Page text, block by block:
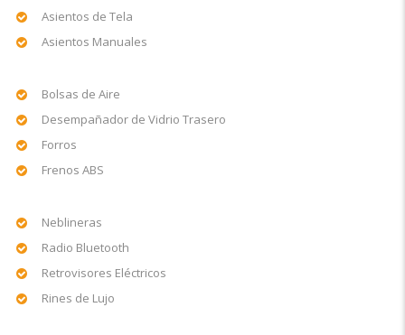
Asientos de Tela
Asientos Manuales
Bolsas de Aire
Desempañador de Vidrio Trasero
Forros
Frenos ABS
Neblineras
Radio Bluetooth
Retrovisores Eléctricos
Rines de Lujo